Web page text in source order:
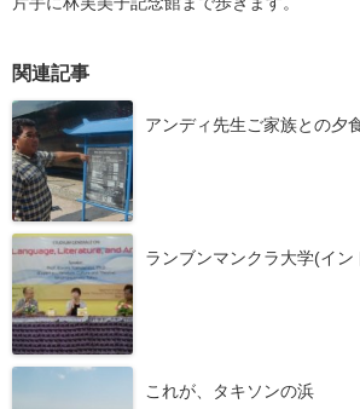
関連記事
アンディ先生ご家族との夕
ランブンマンクラ大学(イ
これが、タキソンの浜